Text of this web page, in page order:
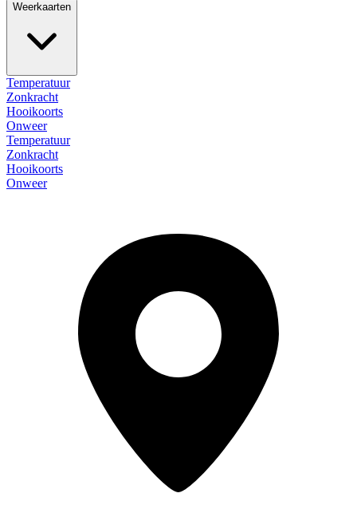
Weerkaarten
Temperatuur
Zonkracht
Hooikoorts
Onweer
Temperatuur
Zonkracht
Hooikoorts
Onweer